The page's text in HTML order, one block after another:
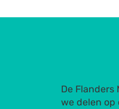
De Flanders
we delen op